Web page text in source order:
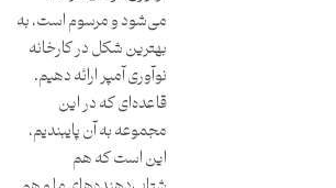
می‌شود و مرسوم است، به
بهترین شکل در کارخانه
نوآوری آمپر ارائه دهیم.
قاعده‌ای که در این
مجموعه به آن پایبندیم،
این است که هم